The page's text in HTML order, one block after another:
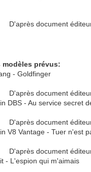
D'après document
modèles prévus:
- Goldfinger
D'après document
DBS - Au service secret
D'après document
V8 Vantage - Tuer n'est
D'après document
- L'espion qui m'aimais